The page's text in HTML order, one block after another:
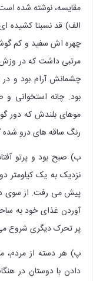
مقایسه، نوشته شده
الف) قد نسبتا کشیده
چهره اش سفید و کم
مرتبی داشت که در
چشمانش آرام بود و در
بود. چانه استخوانی
موهای بلندش که دور
رنگ ساقه های درو شده
ب) صبح بود و پرتو
نزدیک به یک کیلومتر
پیش می رفت. از سوی
آوردن غذای خود به
پر تحرک دیگری شروع
پ) هر دسته از مردم،
دادن با دوستان در